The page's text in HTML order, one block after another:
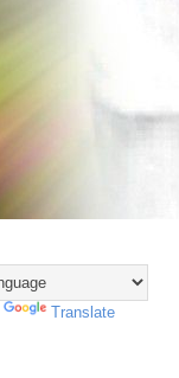
Translate